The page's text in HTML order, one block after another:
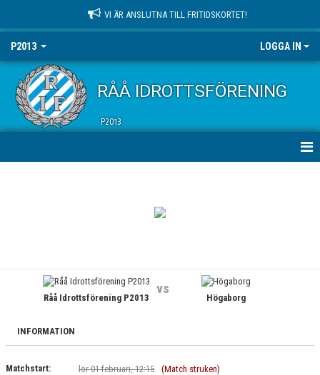
VI ÄR ANSLUTNA TILL FRITIDSKORTET!
P2013 LOGGA IN
RÅÅ IDROTTSFÖRENING
P2013
BILDGALLERI
Råå Idrottsförening P2013
vs
Högaborg
INFORMATION
Matchstart: lör 01 februari, 12:15
(Match struken)